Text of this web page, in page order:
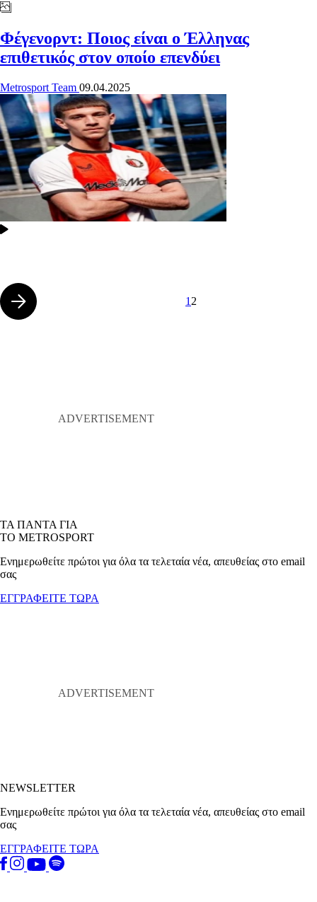
Φέγενορντ: Ποιος είναι ο Έλληνας
επιθετικός στον οποίο επενδύει
Metrosport Team 09.04.2025
1 2
ΤΑ ΠΑΝΤΑ ΓΙΑ
ΤΟ METROSPORT
Ενημερωθείτε πρώτοι για όλα τα τελεταία νέα, απευθείας στο email
σας
ΕΓΓΡΑΦΕΙΤΕ ΤΩΡΑ
NEWSLETTER
Ενημερωθείτε πρώτοι για όλα τα τελεταία νέα, απευθείας στο email
σας
ΕΓΓΡΑΦΕΙΤΕ ΤΩΡΑ